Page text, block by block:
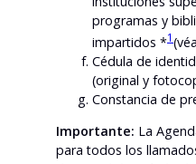
programas y
impartidos *1
Cédula de
(original y
Constancia de
Importante: La
para todos los